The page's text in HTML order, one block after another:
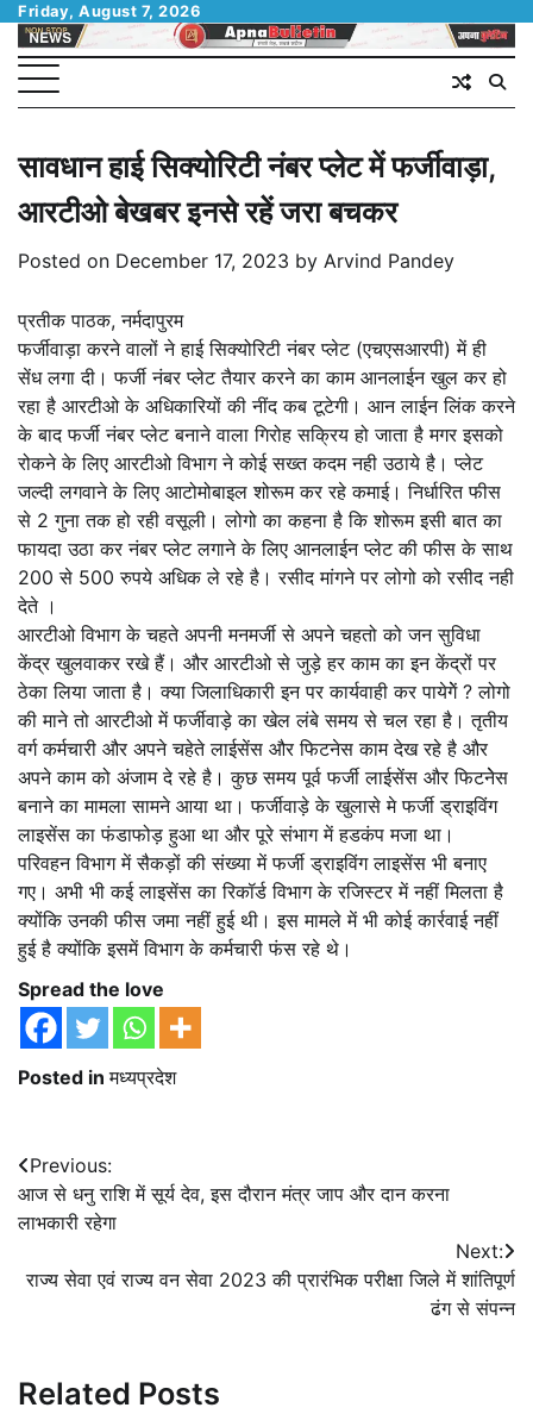
Skip
content
Friday, August 7, 2026
सावधान हाई सिक्योरिटी नंबर प्लेट में फर्जीवाड़ा,
आरटीओ बेखबर इनसे रहें जरा बचकर
Posted on December 17, 2023 by Arvind Pandey
प्रतीक पाठक, नर्मदापुरम
फर्जीवाड़ा करने वालों ने हाई सिक्योरिटी नंबर प्लेट (एचएसआरपी) में ही
सेंध लगा दी। फर्जी नंबर प्लेट तैयार करने का काम आनलाईन खुल कर हो
रहा है आरटीओ के अधिकारियों की नींद कब टूटेगी। आन लाईन लिंक करने
के बाद फर्जी नंबर प्लेट बनाने वाला गिरोह सक्रिय हो जाता है मगर इसको
रोकने के लिए आरटीओ विभाग ने कोई सख्त कदम नही उठाये है। प्लेट
जल्दी लगवाने के लिए आटोमोबाइल शोरूम कर रहे कमाई। निर्धारित फीस
से 2 गुना तक हो रही वसूली। लोगो का कहना है कि शोरूम इसी बात का
फायदा उठा कर नंबर प्लेट लगाने के लिए आनलाईन प्लेट की फीस के साथ
200 से 500 रुपये अधिक ले रहे है। रसीद मांगने पर लोगो को रसीद नही
देते ।
आरटीओ विभाग के चहते अपनी मनमर्जी से अपने चहतो को जन सुविधा
केंद्र खुलवाकर रखे हैं। और आरटीओ से जुड़े हर काम का इन केंद्रों पर
ठेका लिया जाता है। क्या जिलाधिकारी इन पर कार्यवाही कर पायेगेें ? लोगो
की माने तो आरटीओ में फर्जीवाड़े का खेल लंबे समय से चल रहा है। तृतीय
वर्ग कर्मचारी और अपने चहेते लाईसेंस और फिटनेस काम देख रहे है और
अपने काम को अंजाम दे रहे है। कुछ समय पूर्व फर्जी लाईसेंस और फिटनेेस
बनाने का मामला सामने आया था। फर्जीवाड़े के खुलासे मे फर्जी ड्राइविंग
लाइसेंस का फंडाफोड़ हुआ था और पूरे संभाग में हडकंप मजा था।
परिवहन विभाग में सैकड़ों की संख्या में फर्जी ड्राइविंग लाइसेंस भी बनाए
गए। अभी भी कई लाइसेंस का रिकॉर्ड विभाग के रजिस्टर में नहीं मिलता है
क्योंकि उनकी फीस जमा नहीं हुई थी। इस मामले में भी कोई कार्रवाई नहीं
हुई है क्योंकि इसमें विभाग के कर्मचारी फंस रहे थे।
Spread the love
Posted inमध्यप्रदेश
Post
navigation
Previous:
आज से धनु राशि में सूर्य देव, इस दौरान मंत्र जाप और दान करना
लाभकारी रहेगा
Next:
राज्य सेवा एवं राज्य वन सेवा 2023 की प्रारंभिक परीक्षा जिले में शांतिपूर्ण
ढंग से संपन्न
Related Posts